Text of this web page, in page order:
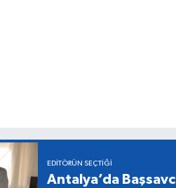
EDITÖRÜN SEÇTIĞI
Antalya’da